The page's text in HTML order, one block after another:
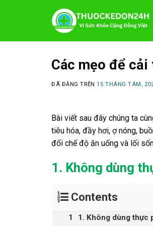
dung
Các mẹo để
ĐÃ ĐĂNG TRÊN15 THÁNG TÁM,
Bài viết sau đây chúng ta
tiêu hóa, đầy hơi, ợ nóng,
đổi chế độ ăn uống và lối
1. Không dùng
Contents
1. Không dùng thực